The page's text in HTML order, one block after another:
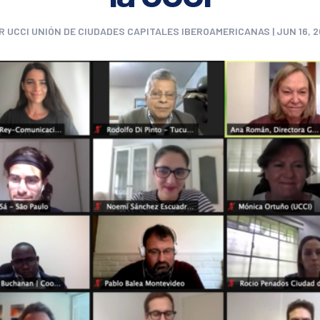
UCCI UNIÓN DE CIUDADES CAPITALES IBEROAMERICANAS | JUN 16,